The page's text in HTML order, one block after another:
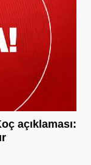
açıklaması: